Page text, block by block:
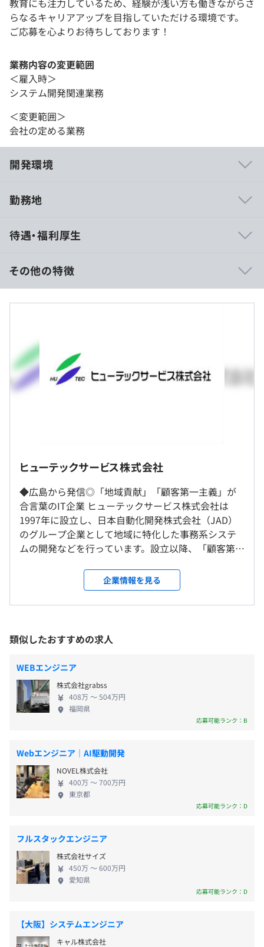
教育にも注力しているため、経験が浅い方も働きながらさ
らなるキャリアアップを目指していただける環境です。
ご応募を心よりお待ちしております！
業務内容の変更範囲
＜雇入時＞
システム開発関連業務
＜変更範囲＞
会社の定める業務
開発環境
・実務を通して更なるキャリアアップが可能な環境です
・あなたの頑張り次第でゆくゆくは会社の中核を担う存在
になれる可能性があります
・販売管理システム
・金融系システム
など
相談の上、ご希望のマシンを支給いたします。
プロジェクトごとに選択
・経営母体が全国規模で業務を展開するJADのため安定性
抜群！
・完全週休二日制のためライフワークバランスも取りやす
い！
・しっかりと腰を据えて長く活躍していける充実の福利厚
・社員教育にも力を入れているため更なるキャリアアップ
も目指せる環境！
1）広島地区 41名（技術部門 26名、管理部門 1名、オペ
レーション部門 14名）
2）松山地区 5名（技術部門 5名）
3）大阪地区 1名（技術部門 1名）
勤務地
◎リモート勤務可
◎転勤はありません
就業場所の変更範囲
＜雇入時＞
愛媛県松山市・顧客先
受動喫煙防止措置に関する事項
従業員に対する受動喫煙対策：敷地内禁煙（喫煙場所あ
り）
待遇・福利厚生
◼︎賃金形態：月給制
◼︎月給
・月額（基本給）：180,000円～240,000円
・その他固定手当／月：15,000円～100,000円
※経験・能力を考慮の上、当社規定により決定
9:00～18:00（所定労働時間：8時間）
休憩時間：12:00〜13:00（60分）
・完全週休2日制（土・日）
・祝日
・年末年始休暇：10日～20日（下限日数は、入社半年経
過後の付与日数となります）
・有給休暇
・慶弔休暇
・育児短時間措置
・創立記念日
など
◎有給取得平均日数11～12日
・交通費：全額支給
・資格手当：上限20,000円
・住宅手当：上限25,000円
・家族手当：上限18,000円
・出張手当
その他の特徴
ヒューテックサービス株式会社
◆広島から発信◎「地域貢献」「顧客第一主義」が
合言葉のIT企業 ヒューテックサービス株式会社は
1997年に設立し、日本自動化開発株式会社（JAD）
のグループ企業として地域に特化した事務系システ
ムの開発などを行っています。設立以降、「顧客第一
様の要請にタイムリーに応じ、満足度の高い情報サ
ービスを提供するために社員一丸となって業務に取
り組んでまいりました。 ◆安定基盤◎数々の実績を
体は、広島はもちろん、東京、名古屋、大阪、福岡
など全国規模で活躍する情報ソリューション企業で
あるJADジェイ・エイ・ディー（日本自動化開発株式
会社）です。グループ企業としてのチームワークやス
ケールメリットを活かしながら、独自の地域密着ス
タイルで事業を推進し万全の体制で安心と支持をい
ただいています。 ◆教育体制充実◎しっかりと腰を
イフワークバランスも取りやすく、長く活躍してい
けるよう退職金制度や住宅手当、家族手当など充実
の福利厚生もご用意。また、システム開発のプロフ
ェッショナルを育成するための社員教育にも注力し
ているため、経験が浅い方も働きながら更なるキャ
りお待ちしております！
企業情報を見る
類似したおすすめの求人
WEBエンジニア
株式会社grabss
408万 〜 504万円
福岡県
応募可能ランク：B
Webエンジニア｜AI駆動開発
NOVEL株式会社
400万 〜 700万円
東京都
応募可能ランク：D
フルスタックエンジニア
株式会社サイズ
450万 〜 600万円
愛知県
応募可能ランク：D
【大阪】システムエンジニア
キャル株式会社